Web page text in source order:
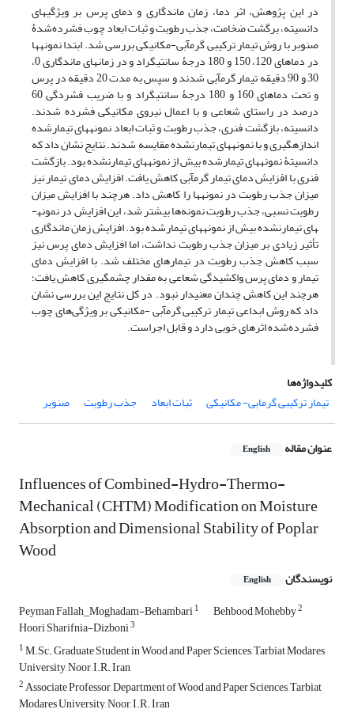
در این پژوهش، اثر دما، زمان ماندگاری و دمای پرس بر ویژگی­های
دانسیته، برگشت ضخامت، جذب رطوبت و ثبات ابعاد چوب فشرده‌شدۀ
صنوبر با روش تیمار ترکیبی گرمآبی-مکانیکی بررسی شد. ابتدا نمونه­ها
در دماهای 120، 150 و 180 درجۀ سانتی­گراد و در زمان­های ماندگاری 0،
30 و 90 دقیقه تیمار گرمآبی شدند و سپس به مدت 20 دقیقه در پرس
و تحت دماهای 160 و 180 درجۀ سانتی­گراد و با ضریب فشردگی 60
درصد در راستای شعاعی و با اعمال نیروی مکانیکی فشرده شدند.
دانسیته، بازگشت فنری، جذب رطوبت و ثبات ابعاد نمونه­های تیمارشده
اندازه­گیری و با نمونه­های تیمارنشده مقایسه شدند. نتایج نشان داد که
دانسیتۀ­ نمونه­های تیمارشده بیش از نمونه­های تیمارنشده بود. بازگشت
فنری با افزایش دمای تیمار گرمآبی کاهش یافت. افزایش دمای تیمار نیز
میزان جذب رطوبت در نمونه­ها ­را کاهش داد. هرچند با افزایش میزان
رطوبت نسبی، جذب رطوبت نمونه‌ها بیشتر شد، این افزایش در نمونه­
های تیمارنشده بیش از نمونه­های تیمار‌شده بود. افزایش زمان ماندگاری
تأثیر زیادی بر میزان جذب رطوبت نداشت، اما افزایش دمای پرس نیز
سبب کاهش جذب رطوبت در تیمار­های مختلف شد. با افزایش دمای
تیمار و دمای پرس واکشیدگی شعاعی به مقدار چشمگیری کاهش یافت؛
هرچند این کاهش چندان معنی­دار نبود. در کل نتایج این بررسی نشان
داد که روش ابداعی تیمار ترکیبی گرمآبی -مکانیکی بر ویژگی‌های چوب
فشرده‌شده اثرهای خوبی دارد و قابل اجراست.
کلیدواژه‌ها
تیمار ترکیبی گرمابی- مکانیکی
ثبات ابعاد جذب رطوبت صنوبر
عنوان مقاله English
Influences of Combined-Hydro-Thermo-
Mechanical (CHTM) Modification on Moisture
Absorption and Dimensional Stability of Poplar
Wood
نویسندگان English
Peyman Fallah_Moghadam-Behambari1 Behbood Mohebby2
Hoori Sharifnia-Dizboni3
1M.Sc. Graduate Student in Wood and Paper Sciences, Tarbiat Modares
University, Noor, I.R. Iran
2Associate Professor, Department of Wood and Paper Sciences, Tarbiat
Modares University, Noor, I.R. Iran